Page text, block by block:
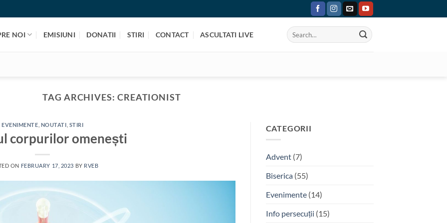
NOI EMISIUNI DONATII STIRI CONTACT ASCULTATI LIVE
TAG ARCHIVES: CREATIONIST
EVENIMENTE NOUTATI STIRI
corpurilor omenești
ON FEBRUARY 17, 2023 BY RVEB
CATEGORII
Advent(7)
Biserica(55)
Evenimente(14)
Info persecuții (15)